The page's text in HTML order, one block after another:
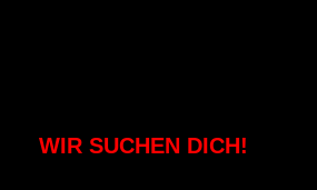
WIR SUCHEN DICH!